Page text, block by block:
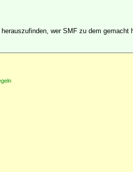
herauszufinden, wer SMF zu dem gemacht